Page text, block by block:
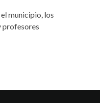
municipio, los
profesores